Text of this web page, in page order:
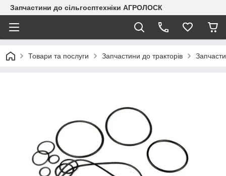
Запчастини до сільгосптехніки АГРОЛОСК
Товари та послуги Запчастини до тракторів